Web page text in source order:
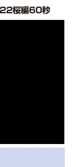
桜編60秒